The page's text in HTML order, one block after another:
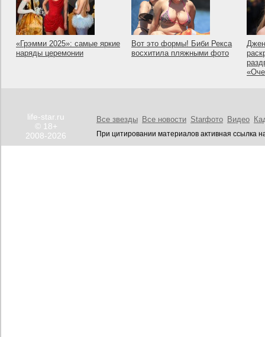
«Грэмми 2025»: самые яркие
наряды церемонии
Вот это формы! Биби Рекса
восхитила пляжными фото
life-star.ru
© 18+
2008-2026
Все звезды Все новости Starфото Видео
При цитировании материалов активная ссылка